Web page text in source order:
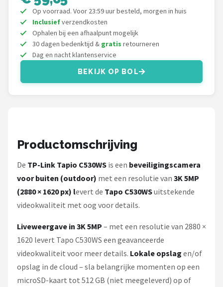
ieGeek
Alle merken →
Op voorraad. Voor 23:59 uur besteld, morgen in huis
Inclusiefverzendkosten
Ophalen bij een afhaalpunt mogelijk
30 dagen bedenktijd & gratis retourneren
Dag en nacht klantenservice
BEKIJK OP BOL
Productomschrijving
De TP-Link Tapio C530WS is een beveiligingscamera
voor buiten (outdoor) met een resolutie van 3K 5MP
(2880 × 1620 px) levert de Tapo C530WSuitstekende
videokwaliteit met oog voor details.
Liveweergave in 3K 5MP – met een resolutie van 2880 ×
1620 levert Tapo C530WS een geavanceerde
videokwaliteit voor meer details. Lokale opslag en/of
opslag in de cloud – sla belangrijke momenten op een
microSD-kaart tot 512 GB (niet meegeleverd) op of